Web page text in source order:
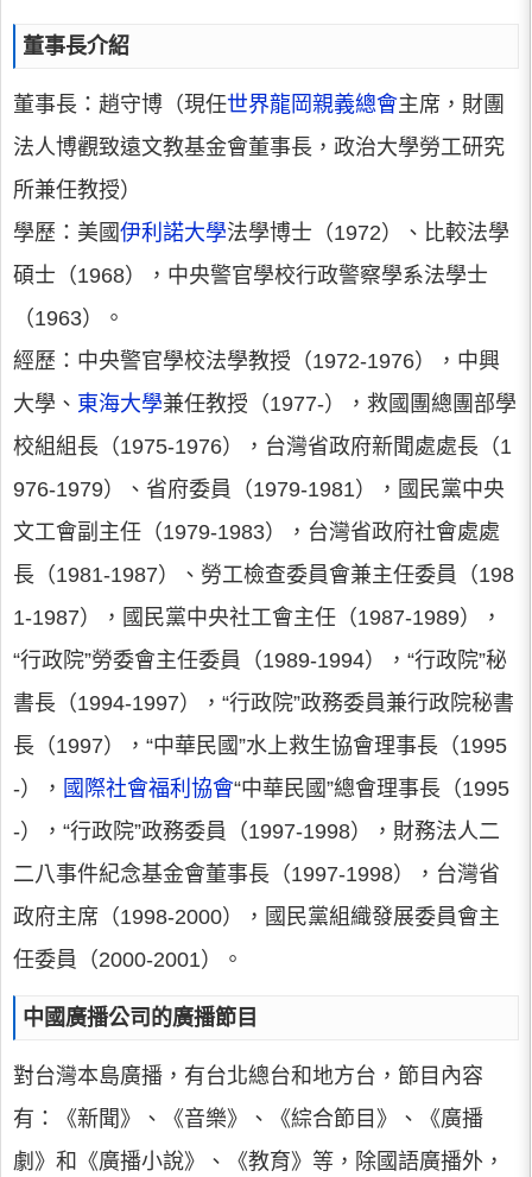
董事長介紹
董事長：趙守博（現任世界龍岡親義總會主席，財團
法人博觀致遠文教基金會董事長，政治大學勞工研究
所兼任教授）
學歷：美國伊利諾大學法學博士（1972）、比較法學
碩士（1968），中央警官學校行政警察學系法學士
（1963）。
經歷：中央警官學校法學教授（1972-1976），中興
大學、 東海大學兼任教授（1977-），救國團總團部學
校組組長（1975-1976），台灣省政府新聞處處長（1
976-1979）、省府委員（1979-1981），國民黨中央
文工會副主任（1979-1983），台灣省政府社會處處
長（1981-1987）、勞工檢查委員會兼主任委員（198
1-1987），國民黨中央社工會主任（1987-1989），
“行政院”勞委會主任委員（1989-1994），“行政院”秘
書長（1994-1997），“行政院”政務委員兼行政院秘書
長（1997），“中華民國”水上救生協會理事長（1995
-）， 國際社會福利協會“中華民國”總會理事長（1995
-），“行政院”政務委員（1997-1998），財務法人二
二八事件紀念基金會董事長（1997-1998），台灣省
政府主席（1998-2000），國民黨組織發展委員會主
任委員（2000-2001）。
中國廣播公司的廣播節目
對台灣本島廣播，有台北總台和地方台，節目內容
有：《新聞》、《音樂》、《綜合節目》、《廣播
劇》和《廣播小說》、《教育》等，除國語廣播外，